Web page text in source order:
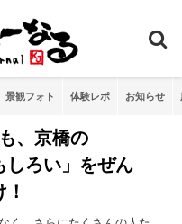
景観フォト 体験レポ お知らせ
、京橋の
しろい」をぜん